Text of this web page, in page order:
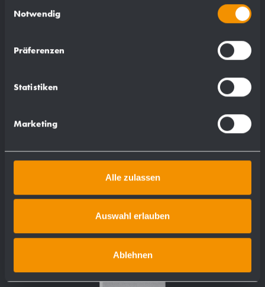
Notwendig
Präferenzen
Statistiken
Marketing
Alle zulassen
Auswahl erlauben
Ablehnen
Waschtischarmatur WA100